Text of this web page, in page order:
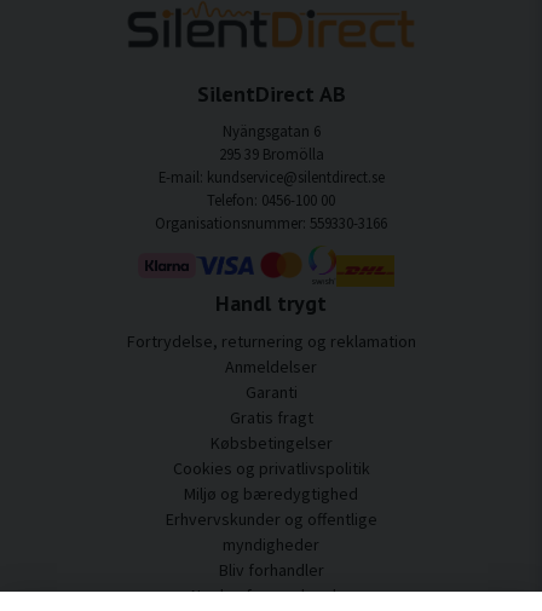
SilentDirect AB
Nyängsgatan 6
295 39 Bromölla
E-mail: kundservice@silentdirect.se
Telefon: 0456-100 00
Organisationsnummer: 559330-3166
Handl trygt
Fortrydelse, returnering og reklamation
Anmeldelser
Garanti
Gratis fragt
Købsbetingelser
Cookies og privatlivspolitik
Miljø og bæredygtighed
Erhvervskunder og offentlige
myndigheder
Bliv forhandler
Nogle af vores kunder